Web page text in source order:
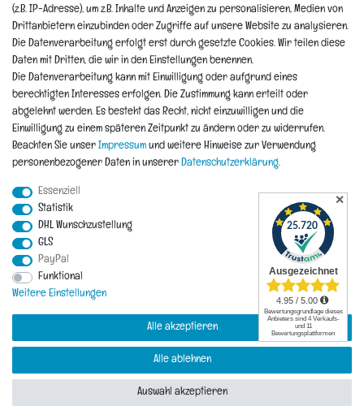
Reklamation
Informationen
Hinweis zur Entsorgung von Altbaterien
*Teil-Widerruf
Impressum Daten­schutz­erklärung Widerrufs­recht
© Copyright 2026 | Alle Rechte vorbehalten.
(z.B. IP-Adresse), um z.B. Inhalte und Anzeigen zu personalisieren, Medien von
Drittanbietern einzubinden oder Zugriffe auf unsere Website zu analysieren.
Die Datenverarbeitung erfolgt erst durch gesetzte Cookies. Wir teilen diese
Daten mit Dritten, die wir in den Einstellungen benennen.
Die Datenverarbeitung kann mit Einwilligung oder aufgrund eines
berechtigten Interesses erfolgen. Die Zustimmung kann erteilt oder
abgelehnt werden. Es besteht das Recht, nicht einzuwilligen und die
Einwilligung zu einem späteren Zeitpunkt zu ändern oder zu widerrufen.
Beachten Sie unser Impressum und weitere Hinweise zur Verwendung
personenbezogener Daten in unserer Daten­schutz­erklärung.
Essenziell
Statistik
DHL Wunschzustellung
GLS
PayPal
Funktional
Weitere Einstellungen
Alle akzeptieren
Alle ablehnen
Auswahl akzeptieren
✕